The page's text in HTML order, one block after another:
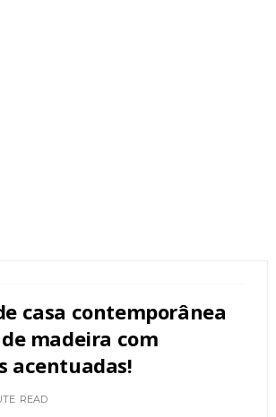
casa contemporânea
madeira com
acentuadas!
READ